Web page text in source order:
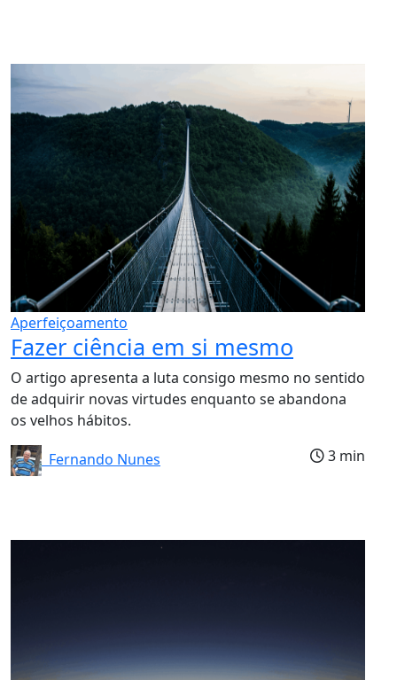
Aperfeiçoamento
Fazer ciência em si mesmo
O artigo apresenta a luta consigo mesmo no sentido
de adquirir novas virtudes enquanto se abandona
os velhos hábitos.
Fernando Nunes
3 min